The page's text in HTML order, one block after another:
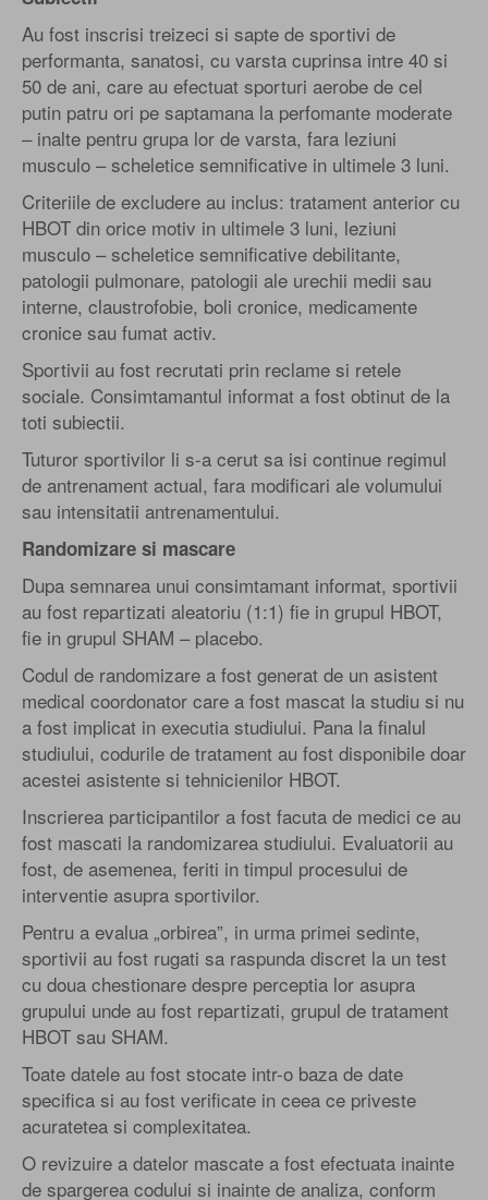
Au fost inscrisi treizeci si sapte de sportivi de
performanta, sanatosi, cu varsta cuprinsa intre 40 si
50 de ani, care au efectuat sporturi aerobe de cel
putin patru ori pe saptamana la perfomante moderate
– inalte pentru grupa lor de varsta, fara leziuni
musculo – scheletice semnificative in ultimele 3 luni.
Criteriile de excludere au inclus: tratament anterior cu
HBOT din orice motiv in ultimele 3 luni, leziuni
musculo – scheletice semnificative debilitante,
patologii pulmonare, patologii ale urechii medii sau
interne, claustrofobie, boli cronice, medicamente
cronice sau fumat activ.
Sportivii au fost recrutati prin reclame si retele
sociale. Consimtamantul informat a fost obtinut de la
toti subiectii.
Tuturor sportivilor li s-a cerut sa isi continue regimul
de antrenament actual, fara modificari ale volumului
sau intensitatii antrenamentului.
Randomizare si mascare
Dupa semnarea unui consimtamant informat, sportivii
au fost repartizati aleatoriu (1:1) fie in grupul HBOT,
fie in grupul SHAM – placebo.
Codul de randomizare a fost generat de un asistent
medical coordonator care a fost mascat la studiu si nu
a fost implicat in executia studiului. Pana la finalul
studiului, codurile de tratament au fost disponibile doar
acestei asistente si tehnicienilor HBOT.
Inscrierea participantilor a fost facuta de medici ce au
fost mascati la randomizarea studiului. Evaluatorii au
fost, de asemenea, feriti in timpul procesului de
interventie asupra sportivilor.
Pentru a evalua „orbirea”, in urma primei sedinte,
sportivii au fost rugati sa raspunda discret la un test
cu doua chestionare despre perceptia lor asupra
grupului unde au fost repartizati, grupul de tratament
HBOT sau SHAM.
Toate datele au fost stocate intr-o baza de date
specifica si au fost verificate in ceea ce priveste
acuratetea si complexitatea.
O revizuire a datelor mascate a fost efectuata inainte
de spargerea codului si inainte de analiza, conform